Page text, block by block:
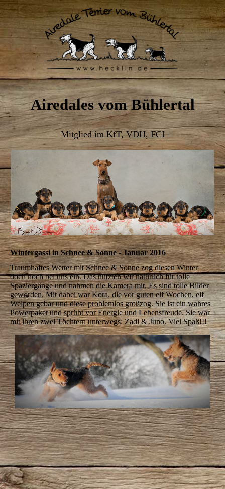
Airedales vom Bühlertal
Mitglied im KfT, VDH, FCI
Wintergassi in Schnee & Sonne - Januar 2016
Traumhaftes Wetter mit Schnee & Sonne zog diesen Winter
doch noch bei uns ein. Das nutzten wir natürlich für tolle
Spaziergänge und nahmen die Kamera mit. Es sind tolle Bilder
geworden. Mit dabei war Kora, die vor guten elf Wochen, elf
Welpen gebar und diese problemlos großzog. Sie ist ein wahres
Powerpaket und sprüht vor Energie und Lebensfreude. Sie war
mit ihren zwei Töchtern unterwegs: Zadi & Juno. Viel Spaß!!!